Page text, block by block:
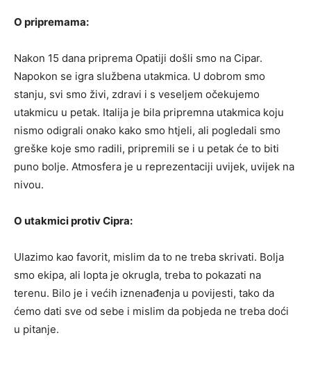
O pripremama:
Nakon 15 dana priprema Opatiji došli smo na Cipar.
Napokon se igra službena utakmica. U dobrom smo
stanju, svi smo živi, zdravi i s veseljem očekujemo
utakmicu u petak. Italija je bila pripremna utakmica koju
nismo odigrali onako kako smo htjeli, ali pogledali smo
greške koje smo radili, pripremili se i u petak će to biti
puno bolje. Atmosfera je u reprezentaciji uvijek, uvijek na
nivou.
O utakmici protiv Cipra:
Ulazimo kao favorit, mislim da to ne treba skrivati. Bolja
smo ekipa, ali lopta je okrugla, treba to pokazati na
terenu. Bilo je i većih iznenađenja u povijesti, tako da
ćemo dati sve od sebe i mislim da pobjeda ne treba doći
u pitanje.